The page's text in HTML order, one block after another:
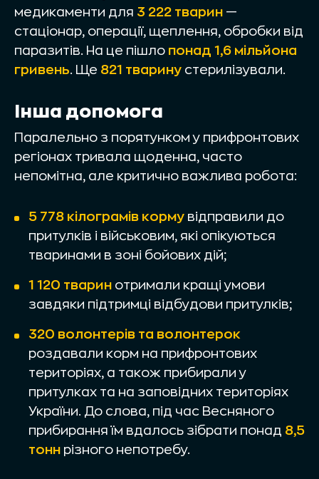
медикаменти для 3 222 тварин —
стаціонар, операції, щеплення, обробки від
паразитів. На це пішло понад 1,6 мільйона
гривень . Ще 821 тварину стерилізували.
Інша допомога
Паралельно з порятунком у прифронтових
регіонах тривала щоденна, часто
непомітна, але критично важлива робота:
5 778 кілограмів корму відправили до
притулків і військовим, які опікуються
тваринами в зоні бойових дій;
1 120 тварин отримали кращі умови
завдяки підтримці відбудови притулків;
320 волонтерів та волонтерок
роздавали корм на прифронтових
територіях, а також прибирали у
притулках та на заповідних територіях
України. До слова, під час Весняного
прибирання їм вдалось зібрати понад 8,5
тонн різного непотребу.